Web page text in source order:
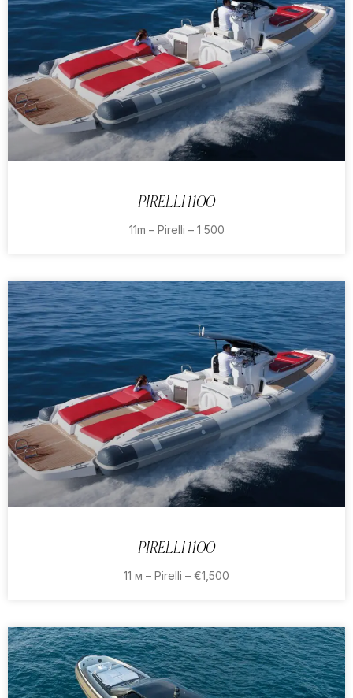
PIRELLI 1100
11m – Pirelli – 1 500
PIRELLI 1100
11 м – Pirelli – €1,500